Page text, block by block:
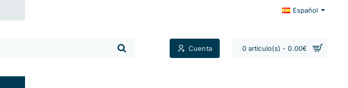
Español
Cuenta 0 artículo(s) - 0.00€